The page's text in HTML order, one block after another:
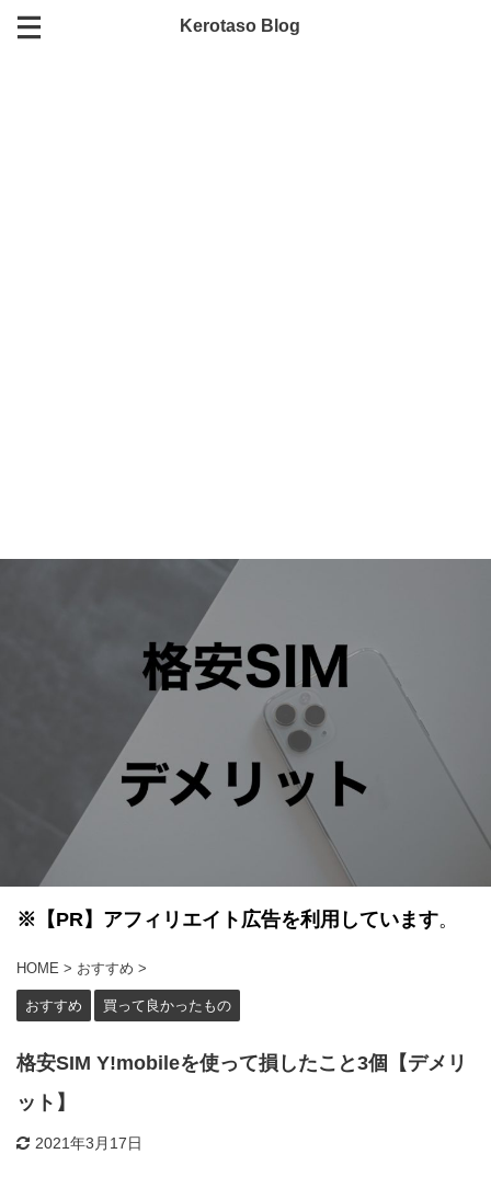
Kerotaso Blog
※ 【PR】 アフィリエイト広告を利用しています。
HOME > おすすめ >
おすすめ 買って良かったもの
格安SIM Y!mobileを使って損したこと3個【デメリ
ット】
2021年3月17日